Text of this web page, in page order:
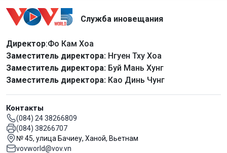
Служба иновещания
Директор:Фо Кам Хоа
Заместитель директора: Нгуен Тху Хоа
Заместитель директора: Буй Мань Хунг
Заместитель директора: Као Динь Чунг
Контакты
(084) 24 38266809
(084) 38266707
№ 45, улица Бачиеу, Ханой, Вьетнам
vovworld@vov.vn